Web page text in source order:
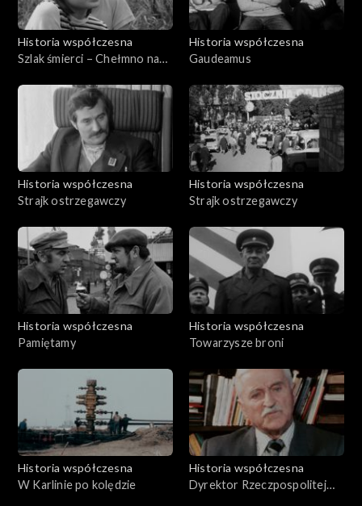
Historia współczesna
Szlak śmierci – Chełmno nad
Historia współczesna
Gaudeamus
Historia współczesna
Strajk ostrzegawczy
Historia współczesna
Strajk ostrzegawczy
Historia współczesna
Pamiętamy
Historia współczesna
Towarzysze broni
Historia współczesna
W Karlinie po kolędzie
Historia współczesna
Dyrektor Rzeczpospolitej